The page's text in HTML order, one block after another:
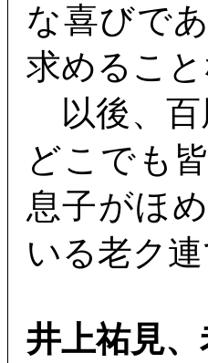
な喜びで
求めるこ
以後、百
どこでも
息子がほ
いる老ク連
井上祐見